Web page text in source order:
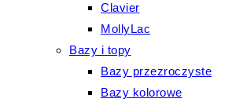
Clavier
MollyLac
Bazy i topy
Bazy przezroczyste
Bazy kolorowe